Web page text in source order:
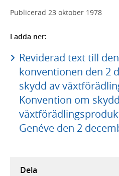
Publicerad 23 oktober 1978
Ladda ner:
Reviderad text till
konventionen den 2
skydd av
Konvention om
Genéve den 2
Dela